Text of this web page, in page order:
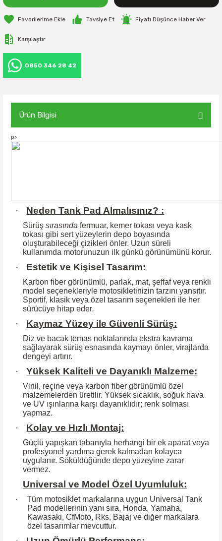
Tavsiye Et Fiyatı Düşünce Haber Ver
Karşılaştır
0850 346 28 42
Ürün Bilgisi
p>
· Neden Tank Pad Almalısınız? :
Sürüş sırasında fermuar, kemer tokası veya kask
tokası gibi sert yüzeylerin depo boyasında
oluşturabileceği çizikleri önler. Uzun süreli
kullanımda motorunuzun ilk günkü görünümünü korur.
· Estetik ve Kişisel Tasarım:
Karbon fiber görünümlü, parlak, mat, şeffaf veya renkli
model seçenekleriyle motosikletinizin tarzını yansıtır.
Sportif, klasik veya özel tasarım seçenekleri ile her
sürücüye hitap eder.
· Kaymaz Yüzey ile Güvenli Sürüş:
Diz ve bacak temas noktalarında ekstra kavrama
sağlayarak sürüş esnasında kaymayı önler, virajlarda
dengeyi artırır.
· Yüksek Kaliteli ve Dayanıklı Malzeme:
Vinil, reçine veya karbon fiber görünümlü özel
malzemelerden üretilir. Yüksek sıcaklık, soğuk hava
ve UV ışınlarına karşı dayanıklıdır; renk solması
yapmaz.
· Kolay ve Hızlı Montaj:
Güçlü yapışkan tabanıyla herhangi bir ek aparat veya
profesyonel yardıma gerek kalmadan kolayca
uygulanır. Söküldüğünde depo yüzeyine zarar
vermez.
Universal ve Model Özel Uyumluluk:
·
Tüm motosiklet markalarına uygun Universal Tank
Pad modellerinin yanı sıra, Honda, Yamaha,
Kawasaki, CfMoto, Rks, Bajaj ve diğer markalara
özel tasarımlar mevcuttur.